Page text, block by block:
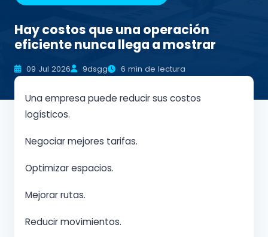
Hay costos que una operación
eficiente nunca llega a mostrar
09 Jul 2026 9dsgg 6 min de lectura
Una empresa puede reducir sus costos
logísticos.
Negociar mejores tarifas.
Optimizar espacios.
Mejorar rutas.
Reducir movimientos.